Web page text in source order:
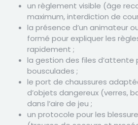
un règlement visible (âge
maximum, interdiction de
la présence d’un animateur
formé pour expliquer les
rapidement ;
la gestion des files d’attente
bousculades ;
le port de chaussures
d’objets dangereux (verres,
dans l’aire de jeu ;
un protocole pour les